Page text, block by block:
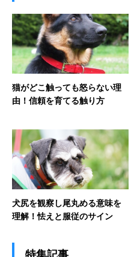
猫がどこ触っても怒らない理
由！信頼を育てる触り方
犬尻を観察し尾丸める意味を
理解！怯えと服従のサイン